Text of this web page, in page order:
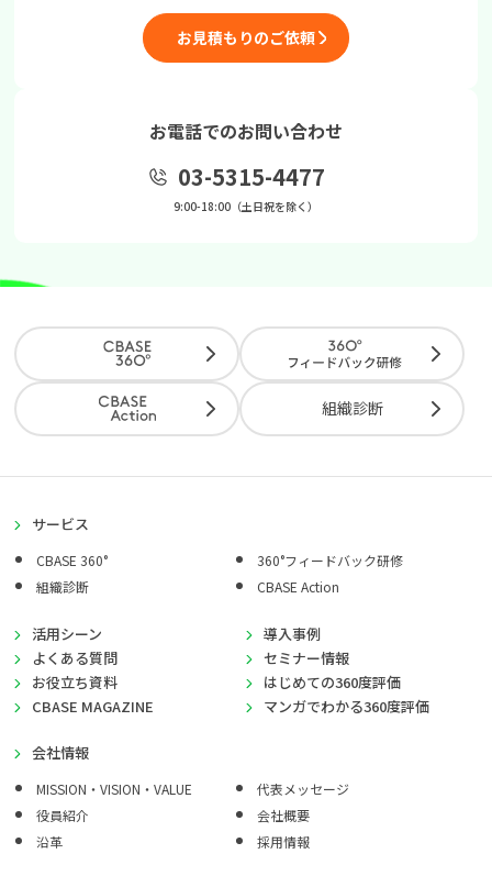
お見積もりのご依頼
お電話でのお問い合わせ
03-5315-4477
9:00-18:00（土日祝を除く）
組織診断
サービス
CBASE 360°
360°フィードバック研修
組織診断
CBASE Action
活用シーン
導入事例
よくある質問
セミナー情報
お役立ち資料
はじめての360度評価
CBASE MAGAZINE
マンガでわかる360度評価
会社情報
MISSION・VISION・VALUE
代表メッセージ
役員紹介
会社概要
沿革
採用情報